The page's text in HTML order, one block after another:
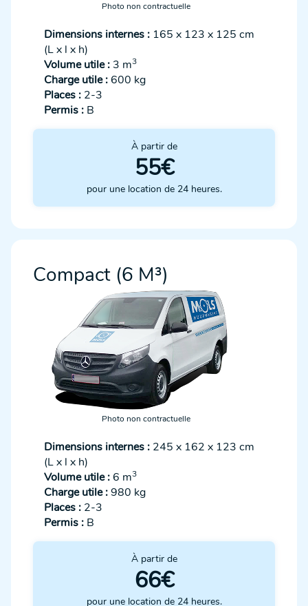
Photo non contractuelle
Dimensions internes : 165 x 123 x 125 cm
(L x l x h)
Volume utile : 3 m3
Charge utile :600 kg
Places : 2-3
Permis : B
À partir de
55€
pour une location de 24 heures.
Compact (6 M³)
Photo non contractuelle
Dimensions internes : 245 x 162 x 123 cm
(L x l x h)
Volume utile :6 m3
Charge utile :980 kg
Places : 2-3
Permis : B
À partir de
66€
pour une location de 24 heures.